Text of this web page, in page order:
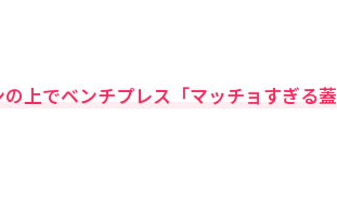
上でベンチプレス「マッチョすぎる蓋